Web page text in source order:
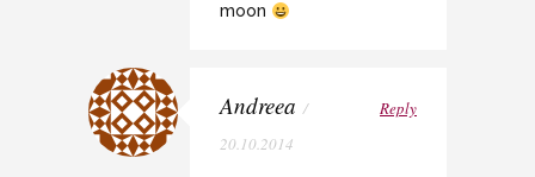
moon
Andreea /
20.10.2014
Reply